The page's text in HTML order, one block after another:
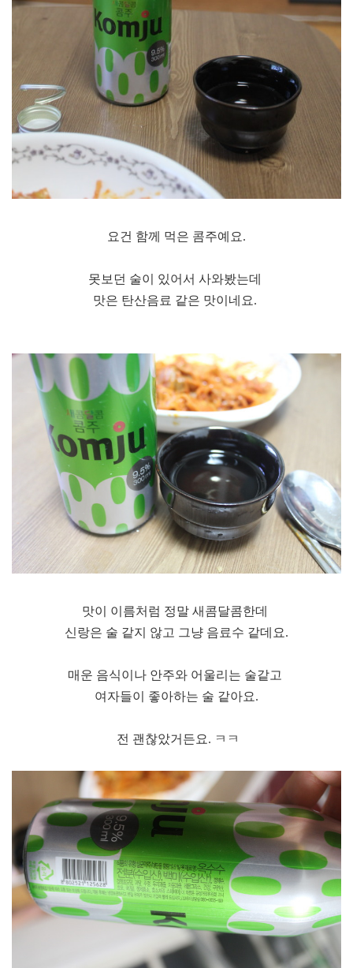
요건 함께 먹은 콤주예요.
못보던 술이 있어서 사와봤는데
맛은 탄산음료 같은 맛이네요.
맛이 이름처럼 정말 새콤달콤한데
신랑은 술 같지 않고 그냥 음료수 같데요.
매운 음식이나 안주와 어울리는 술같고
여자들이 좋아하는 술 같아요.
전 괜찮았거든요. ㅋㅋ